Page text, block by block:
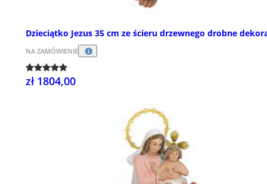
Dzieciątko Jezus 35 cm ze ścieru drzewnego drobne
NA ZAMÓWIENIE
zł 1804,00